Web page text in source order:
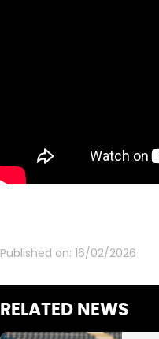
Published on: 16/02/2026
RELATED NEWS